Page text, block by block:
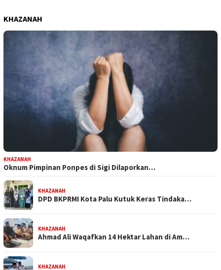
KHAZANAH
KHAZANAH
Oknum Pimpinan Ponpes di Sigi Dilaporkan…
KHAZANAH
DPD BKPRMI Kota Palu Kutuk Keras Tindaka…
KHAZANAH
Ahmad Ali Waqafkan 14 Hektar Lahan di Am…
KHAZANAH